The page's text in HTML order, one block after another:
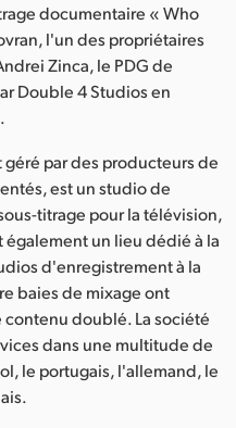
documentaire « Who
l'un des propriétaires
Zinca, le PDG de
Double 4 Studios en
par des producteurs de
est un studio de
titrage pour la télévision,
également un lieu dédié à la
d'enregistrement à la
baies de mixage ont
doublé. La société
dans une multitude de
le portugais, l'allemand, le